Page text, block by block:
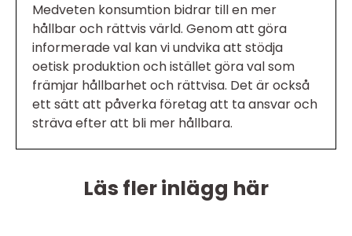
Medveten konsumtion bidrar till en mer
hållbar och rättvis värld. Genom att göra
informerade val kan vi undvika att stödja
oetisk produktion och istället göra val som
främjar hållbarhet och rättvisa. Det är också
ett sätt att påverka företag att ta ansvar och
sträva efter att bli mer hållbara.
Läs fler inlägg här